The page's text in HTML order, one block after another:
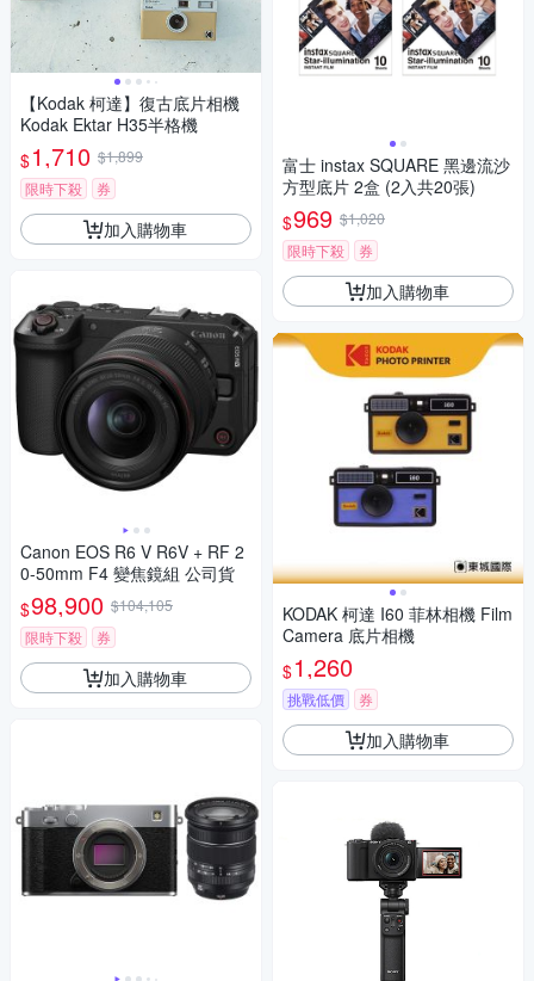
【Kodak 柯達】復古底片相機
Kodak Ektar H35半格機
$1,710 $1,899
限時下殺
券
加入購物車
Canon EOS R6 V R6V + RF 2
0-50mm F4 變焦鏡組 公司貨
$98,900 $104,105
限時下殺
券
加入購物車
富士 instax SQUARE 黑邊流沙
方型底片 2盒 (2入共20張)
$969 $1,020
限時下殺
券
加入購物車
KODAK 柯達 I60 菲林相機 Film
Camera 底片相機
$1,260
挑戰低價 券
加入購物車